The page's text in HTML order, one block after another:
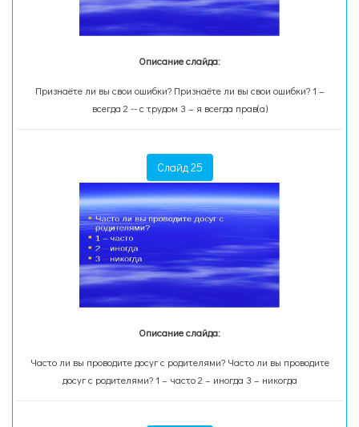
Описание слайда:
Признаёте ли вы свои ошибки? Признаёте ли вы свои ошибки? 1 –
всегда 2 -- с трудом 3 – я всегда прав(а)
Слайд 25
Описание слайда:
Часто ли вы проводите досуг с родителями? Часто ли вы проводите
досуг с родителями? 1 – часто 2 – иногда 3 – никогда